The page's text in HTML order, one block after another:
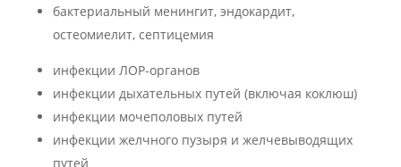
бактериальный менингит, эндокардит,
остеомиелит, септицемия
инфекции ЛОР-органов
инфекции дыхательных путей (включая коклюш)
инфекции мочеполовых путей
инфекции желчного пузыря и желчевыводящих
путей